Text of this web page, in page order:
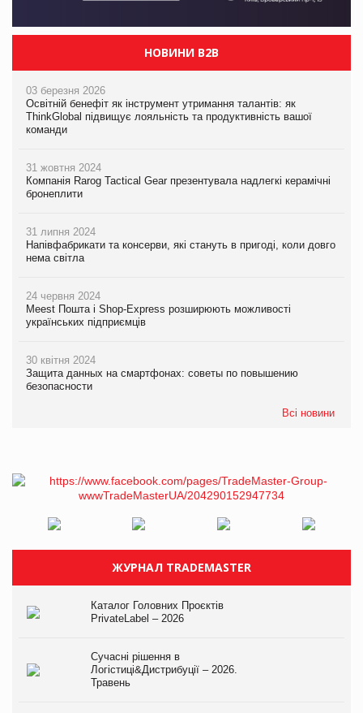
НОВИНИ B2B
03 березня 2026
Освітній бенефіт як інструмент утримання талантів: як
ThinkGlobal підвищує лояльність та продуктивність вашої
команди
31 жовтня 2024
Компанія Rarog Tactical Gear презентувала надлегкі керамічні
бронеплити
31 липня 2024
Напівфабрикати та консерви, які стануть в пригоді, коли довго
нема світла
24 червня 2024
Meest Пошта і Shop-Express розширюють можливості
українських підприємців
30 квітня 2024
Защита данных на смартфонах: советы по повышению
безопасности
Всі новини
ЖУРНАЛ TRADEMASTER
Каталог Головних Проєктів
PrivateLabel – 2026
Сучасні рішення в
Логістиці&Дистрибуції – 2026.
Травень